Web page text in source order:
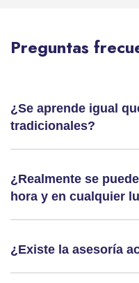
Preguntas
¿Se aprende igual
tradicionales?
¿Realmente se
hora y en cualquier
¿Existe la asesoría